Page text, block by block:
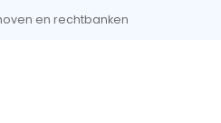
gaanen rechtbanken